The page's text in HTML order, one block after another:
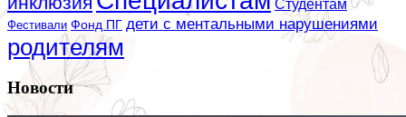
Студентам
Фестивали Фонд ПГ дети с ментальными нарушениями
родителям
Новости